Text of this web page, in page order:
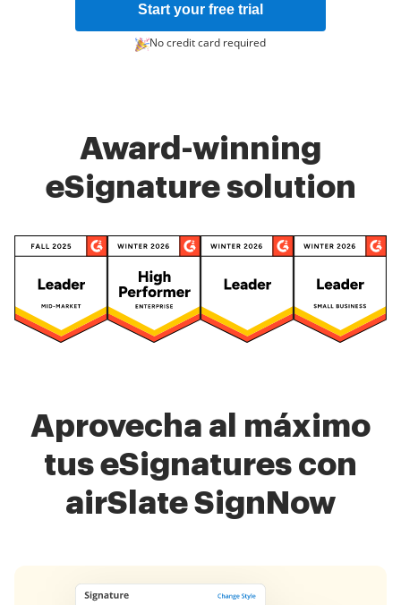
Start your free trial
No credit card required
Award-winning
eSignature solution
Aprovecha al máximo
tus eSignatures con
airSlate SignNow